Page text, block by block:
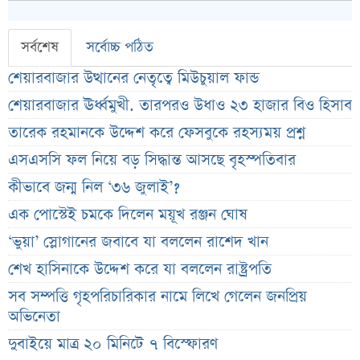
সর্বশেষ সর্বোচ্চ পঠিত
শেয়ারবাজার উত্থানের নেতৃত্বে মিউচুয়াল ফান্ড
শেয়ারবাজার ঊর্ধ্বমুখী. তারপরও উধাও ২৩ হাজার বিও হিসাব
তারেক রহমানকে উদ্দেশ করে ফেসবুকে রহস্যময় প্রশ্ন
এসএসসি ফল নিয়ে বড় সিদ্ধান্ত আসছে বৃহস্পতিবার
কীভাবে জন্ম নিল ‘৩৬ জুলাই’?
এক পোস্টেই চমকে দিলেন ময়ূখ রঞ্জন ঘোষ
‘ভুয়া’ স্লোগানের জবাবে যা বললেন রাশেদ খান
শেখ হাসিনাকে উদ্দেশ করে যা বললেন রাষ্ট্রপতি
সব সম্পত্তি গৃহপরিচারিকার নামে লিখে গেলেন জনপ্রিয়
অভিনেতা
দুবাইয়ে মাত্র ২০ মিনিটে ৭ বিস্ফোরণ